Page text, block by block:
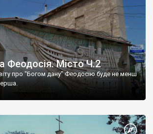
Феодосія. Місто Ч.2
про "Богом дану" Феодосію буде не менш